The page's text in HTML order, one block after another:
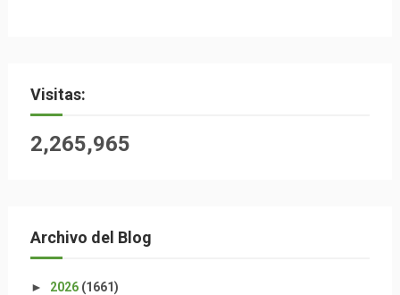
Visitas:
2,265,965
Archivo del Blog
► 2026 (1661)